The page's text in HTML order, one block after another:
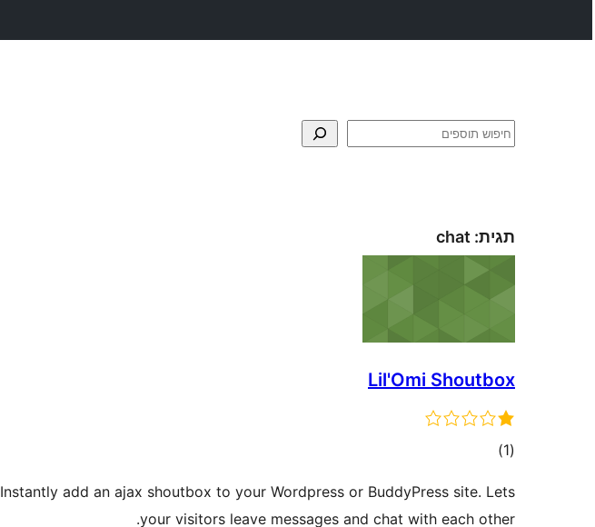
חיפוש
תגית: chat
Lil'Omi Shoutbox
(1 דרוגים)
Instantly add an ajax shoutbox to your Wordpress or BuddyPress site. Lets
your visitors leave messages and chat with each other.